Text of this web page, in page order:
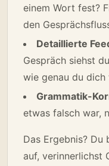
einem Wort fest?
den
Detaillierte
Gespräch siehst
wie genau du dich
Grammatik-
etwas falsch war,
Das Ergebnis? Du
auf, verinnerlichst